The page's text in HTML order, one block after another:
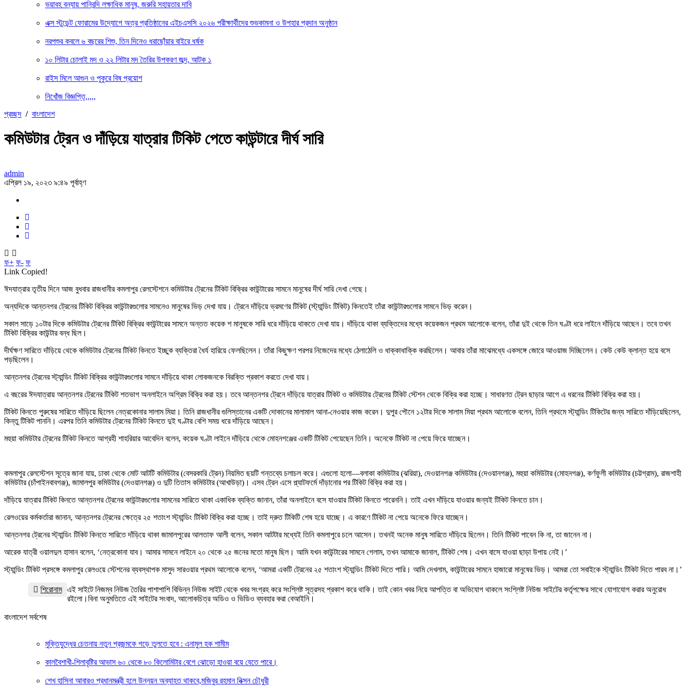
ভয়াবহ বন্যায় পানিবন্দি লক্ষাধিক মানুষ, জরুরি সহায়তার দাবি
এক্স স্টুডেন্ট ফোরামের উদ্যোগে অত্র প্রতিষ্ঠানের এইচএসসি ২০২৬ পরীক্ষার্থীদের শুভকামনা ও উপহার প্রদান অনুষ্ঠান
নরপশুর কবলে ৬ বছরের শিশু, তিন দিনেও ধরাছোঁয়ার বাইরে ধর্ষক
১০ লিটার চোলাই মদ ও ২২ লিটার মদ তৈরির উপকরণ জব্দ, আটক ১
রাইস মিলে আগুন ও পুকুরে বিষ প্রয়োগ
নিখোঁজ বিজ্ঞপ্তি,,,,,
প্রচ্ছদ / বাংলাদেশ
কমিউটার ট্রেন ও দাঁড়িয়ে যাত্রার টিকিট পেতে কাউন্টারে দীর্ঘ সারি
admin
এপ্রিল ১৯, ২০২৩ ৯:৪৯ পূর্বাহ্ণ
ফ+ ফ- ফ
Link Copied!
ঈদযাত্রার তৃতীয় দিনে আজ বুধবার রাজধানীর কমলাপুর রেলস্টেশনে কমিউটার ট্রেনের টিকিট বিক্রির কাউন্টারের সামনে মানুষের দীর্ঘ সারি দেখা গেছে।
অন্যদিকে আন্তনগর ট্রেনের টিকিট বিক্রির কাউন্টারগুলোর সামনেও মানুষের ভিড় দেখা যায়। ট্রেনে দাঁড়িয়ে ভ্রমণের টিকিট (স্ট্যান্ডিং টিকিট) কিনতেই তাঁরা কাউন্টারগুলোর সামনে ভিড় করেন।
সকাল সাড়ে ১০টার দিকে কমিউটার ট্রেনের টিকিট বিক্রির কাউন্টারের সামনে অন্তত কয়েক শ মানুষকে সারি ধরে দাঁড়িয়ে থাকতে দেখা যায়। দাঁড়িয়ে থাকা ব্যক্তিদের মধ্যে কয়েকজন প্রথম আলোকে বলেন, তাঁরা দুই থেকে তিন ঘণ্টা ধরে লাইনে দাঁড়িয়ে আছেন। তবে তখন
টিকিট বিক্রির কাউন্টার বন্ধ ছিল।
দীর্ঘক্ষণ সারিতে দাঁড়িয়ে থেকে কমিউটার ট্রেনের টিকিট কিনতে ইচ্ছুক ব্যক্তিরা ধৈর্য হারিয়ে ফেলছিলেন। তাঁরা কিছুক্ষণ পরপর নিজেদের মধ্যে ঠেলাঠেলি ও ধাক্কাধাক্কি করছিলেন। আবার তাঁরা মাঝেমধ্যে একসঙ্গে জোরে আওয়াজ দিচ্ছিলেন। কেউ কেউ ক্লান্ত হয়ে বসে
পড়ছিলেন।
আন্তনগর ট্রেনের স্ট্যান্ডিং টিকিট বিক্রির কাউন্টারগুলোর সামনে দাঁড়িয়ে থাকা লোকজনকে বিরক্তি প্রকাশ করতে দেখা যায়।
এ বছরের ঈদযাত্রায় আন্তনগর ট্রেনের টিকিট শতভাগ অনলাইনে অগ্রিম বিক্রি করা হয়। তবে আন্তনগর ট্রেনে দাঁড়িয়ে যাত্রার টিকিট ও কমিউটার ট্রেনের টিকিট স্টেশন থেকে বিক্রি করা হচ্ছে। সাধারণত ট্রেন ছাড়ার আগে এ ধরনের টিকিট বিক্রি করা হয়।
টিকিট কিনতে পুরুষের সারিতে দাঁড়িয়ে ছিলেন নেত্রকোনার সালাম মিয়া। তিনি রাজধানীর গুলিস্তানের একটি দোকানের মালামাল আনা-নেওয়ার কাজ করেন। দুপুর পৌনে ১২টার দিকে সালাম মিয়া প্রথম আলোকে বলেন, তিনি প্রথমে স্ট্যান্ডিং টিকিটের জন্য সারিতে দাঁড়িয়েছিলেন,
কিন্তু টিকিট পাননি। এরপর তিনি কমিউটার ট্রেনের টিকিট কিনতে দুই ঘণ্টার বেশি সময় ধরে দাঁড়িয়ে আছেন।
মহুয়া কমিউটার ট্রেনের টিকিট কিনতে আগ্রহী শাহরিয়ার আবেদিন বলেন, কয়েক ঘণ্টা লাইনে দাঁড়িয়ে থেকে মোহনগঞ্জের একটি টিকিট পেয়েছেন তিনি। অনেকে টিকিট না পেয়ে ফিরে যাচ্ছেন।
কমলাপুর রেলস্টেশন সূত্রে জানা যায়, ঢাকা থেকে মোট আটটি কমিউটার (বেসরকারি ট্রেন) নিয়মিত ছয়টি গন্তব্যে চলাচল করে। এগুলো হলো—বলাকা কমিউটার (ঝরিয়া), দেওয়ানগঞ্জ কমিউটার (দেওয়ানগঞ্জ), মহুয়া কমিউটার (মোহনগঞ্জ), কর্ণফুলী কমিউটার (চট্টগ্রাম), রাজশাহী
কমিউটার (চাঁপাইনবাবগঞ্জ), জামালপুর কমিউটার (দেওয়ানগঞ্জ) ও দুটি তিতাস কমিউটার (আখাউড়া)। এসব ট্রেন এসে প্ল্যাটফর্মে দাঁড়ানোর পর টিকিট বিক্রি করা হয়।
দাঁড়িয়ে যাত্রার টিকিট কিনতে আন্তনগর ট্রেনের কাউন্টারগুলোর সামনের সারিতে থাকা একাধিক ব্যক্তি জানান, তাঁরা অনলাইনে বসে যাওয়ার টিকিট কিনতে পারেননি। তাই এখন দাঁড়িয়ে যাওয়ার জন্যই টিকিট কিনতে চান।
রেলওয়ের কর্মকর্তারা জানান, আন্তনগর ট্রেনের ক্ষেত্রে ২৫ শতাংশ স্ট্যান্ডিং টিকিট বিক্রি করা হচ্ছে। তাই দ্রুত টিকিটি শেষ হয়ে যাচ্ছে। এ কারণে টিকিট না পেয়ে অনেকে ফিরে যাচ্ছেন।
আন্তনগর ট্রেনের স্ট্যান্ডিং টিকিট কিনতে সারিতে দাঁড়িয়ে থাকা জামালপুরের আলতাফ আলী বলেন, সকাল আটটার মধ্যেই তিনি কমলাপুরে চলে আসেন। তখনই অনেক মানুষ সারিতে দাঁড়িয়ে ছিলেন। তিনি টিকিট পাবেন কি না, তা জানেন না।
আরেক যাত্রী ওয়ালদুল হাসান বলেন, ‘নেত্রকোনা যাব। আমার সামনে লাইনে ২০ থেকে ২৫ জনের মতো মানুষ ছিল। আমি যখন কাউন্টারের সামনে গেলাম, তখন আমাকে জানাল, টিকিট শেষ। এখন বাসে যাওয়া ছাড়া উপায় নেই।’
স্ট্যান্ডিং টিকিট প্রসঙ্গে কমলাপুর রেলওয়ে স্টেশনের ব্যবস্থাপক মাসুদ সারওয়ার প্রথম আলোকে বলেন, ‘আমরা একটি ট্রেনের ২৫ শতাংশ স্ট্যান্ডিং টিকিট দিতে পারি। আমি দেখলাম, কাউন্টারের সামনে হাজারো মানুষের ভিড়। আমরা তো সবাইকে স্ট্যান্ডিং টিকিট দিতে পারব না।’
শিরোনাম এই সাইটে নিজম্ব নিউজ তৈরির পাশাপাশি বিভিন্ন নিউজ সাইট থেকে খবর সংগ্রহ করে সংশ্লিষ্ট সূত্রসহ প্রকাশ করে থাকি। তাই কোন খবর নিয়ে আপত্তি বা অভিযোগ থাকলে সংশ্লিষ্ট নিউজ সাইটের কর্তৃপক্ষের সাথে যোগাযোগ করার অনুরোধ
রইলো।বিনা অনুমতিতে এই সাইটের সংবাদ, আলোকচিত্র অডিও ও ভিডিও ব্যবহার করা বেআইনি।
বাংলাদেশ সর্বশেষ
মুক্তিযুদ্ধের চেতনায় নতুন প্রজন্মকে গড়ে তুলতে হবে : এনামুল হক শামীম
কালবৈশাখী-শিলাবৃষ্টির আভাস ৬০ থেকে ৮০ কিলোমিটার বেগে ঝোড়ো হাওয়া বয়ে যেতে পারে।
শেখ হাসিনা আবারও প্রধানমন্ত্রী হলে উন্নয়ন অব্যাহত থাকবে,মজিবুর রহমান নিক্সন চৌধুরী